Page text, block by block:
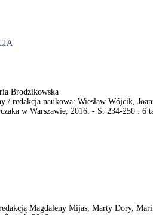
Brodzikowska
redakcja naukowa: Wiesław Wójcik,
w Warszawie, 2016. - S. 234-250 : 6
Magdaleny Mijas, Marty Dory,